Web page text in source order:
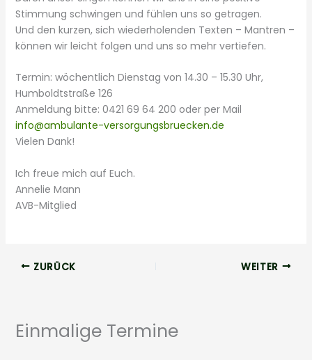
Stimmung schwingen und fühlen uns so getragen.
Und den kurzen, sich wiederholenden Texten – Mantren –
können wir leicht folgen und uns so mehr vertiefen.
Termin: wöchentlich Dienstag von 14.30 – 15.30 Uhr,
Humboldtstraße 126
Anmeldung bitte: 0421 69 64 200 oder per Mail
info@ambulante-versorgungsbruecken.de
Vielen Dank!
Ich freue mich auf Euch.
Annelie Mann
AVB-Mitglied
ZURÜCK WEITER
Einmalige Termine